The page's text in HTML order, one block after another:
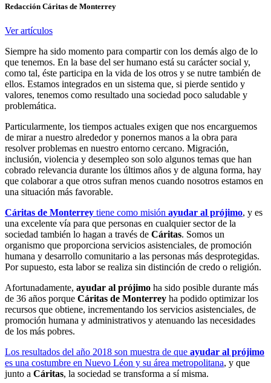
Redacción Cáritas de Monterrey
Ver artículos
Siempre ha sido momento para compartir con los demás algo de lo
que tenemos. En la base del ser humano está su carácter social y,
como tal, éste participa en la vida de los otros y se nutre también de
ellos. Estamos integrados en un sistema que, si pierde sentido y
valores, tenemos como resultado una sociedad poco saludable y
problemática.
Particularmente, los tiempos actuales exigen que nos encarguemos
de mirar a nuestro alrededor y ponernos manos a la obra para
resolver problemas en nuestro entorno cercano. Migración,
inclusión, violencia y desempleo son solo algunos temas que han
cobrado relevancia durante los últimos años y de alguna forma, hay
que colaborar a que otros sufran menos cuando nosotros estamos en
una situación más favorable.
Cáritas de Monterrey tiene como misión ayudar al prójimo, y es
una excelente vía para que personas en cualquier sector de la
sociedad también lo hagan a través de Cáritas. Somos un
organismo que proporciona servicios asistenciales, de promoción
humana y desarrollo comunitario a las personas más desprotegidas.
Por supuesto, esta labor se realiza sin distinción de credo o religión.
Afortunadamente, ayudar al prójimo ha sido posible durante más
de 36 años porque Cáritas de Monterrey ha podido optimizar los
recursos que obtiene, incrementando los servicios asistenciales, de
promoción humana y administrativos y atenuando las necesidades
de los más pobres.
Los resultados del año 2018 son muestra de que ayudar al prójimo
es una costumbre en Nuevo Léon y su área metropolitana, y que
junto a Cáritas, la sociedad se transforma a sí misma.